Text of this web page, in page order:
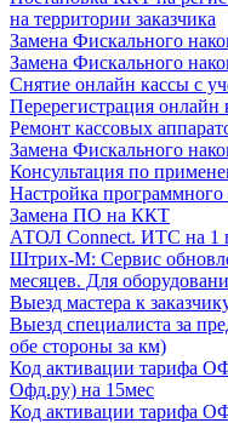
на территории заказчика
Замена Фискального
Замена Фискального
Снятие онлайн кассы с
Перерегистрация
Ремонт кассовых
Замена Фискального
Консультация по
Настройка программного
Замена ПО на ККТ
АТОЛ Connect. ИТС на 1
Штрих-М: Сервис
месяцев. Для
Выезд мастера к
Выезд специалиста за
обе стороны за км)
Код активации тарифа
Офд.ру) на 15мес
Код активации тарифа